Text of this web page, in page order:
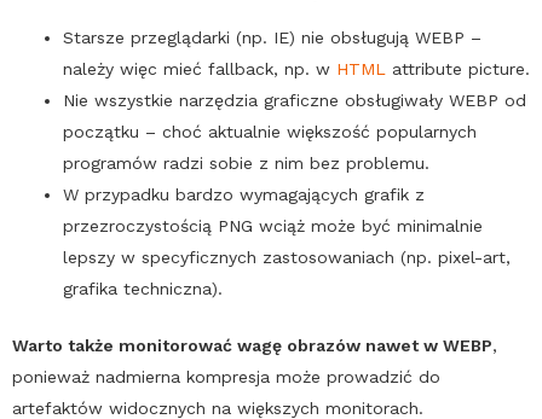
Starsze przeglądarki (np. IE) nie obsługują WEBP –
należy więc mieć fallback, np. w HTML
attribute picture.
Nie wszystkie narzędzia graficzne obsługiwały WEBP od
początku – choć aktualnie większość popularnych
programów radzi sobie z nim bez problemu.
W przypadku bardzo wymagających grafik z
przezroczystością PNG wciąż może być minimalnie
lepszy w specyficznych zastosowaniach (np. pixel-art,
grafika techniczna).
Warto także monitorować wagę obrazów nawet w WEBP,
ponieważ nadmierna kompresja może prowadzić do
artefaktów widocznych na większych monitorach.